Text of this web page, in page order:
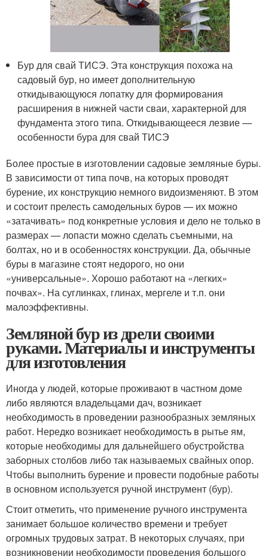
Бур для свай ТИСЭ. Эта конструкция похожа на
садовый бур, но имеет дополнительную
откидывающуюся лопатку для формирования
расширения в нижней части сваи, характерной для
фундамента этого типа. Откидывающееся лезвие —
особенности бура для свай ТИСЭ
Более простые в изготовлении садовые земляные буры.
В зависимости от типа почв, на которых проводят
бурение, их конструкцию немного видоизменяют. В этом
и состоит прелесть самодельных буров — их можно
«затачивать» под конкретные условия и дело не только в
размерах — лопасти можно сделать съемными, на
болтах, но и в особенностях конструкции. Да, обычные
буры в магазине стоят недорого, но они
«универсальные». Хорошо работают на «легких»
почвах». На суглинках, глинах, мергеле и т.п. они
малоэффективны.
Земляной бур из дрели своими
руками. Материалы и инструменты
для изготовления
Иногда у людей, которые проживают в частном доме
либо являются владельцами дач, возникает
необходимость в проведении разнообразных земляных
работ. Нередко возникает необходимость в рытье ям,
которые необходимы для дальнейшего обустройства
заборных столбов либо так называемых свайных опор.
Чтобы выполнить бурение и провести подобные работы
в основном используется ручной инструмент (бур).
Стоит отметить, что применение ручного инструмента
занимает большое количество времени и требует
огромных трудовых затрат. В некоторых случаях, при
возникновении необходимости проведения большого